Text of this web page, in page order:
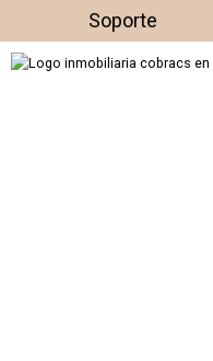
Soporte